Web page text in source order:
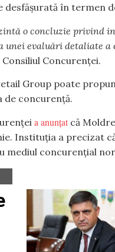
desfășurată în termen
o concluzie privind
unei evaluări detaliate
Consiliul Concurenței.
Group poate
concurență.
a anunțat că
Instituția a precizat
mediul concurenţial